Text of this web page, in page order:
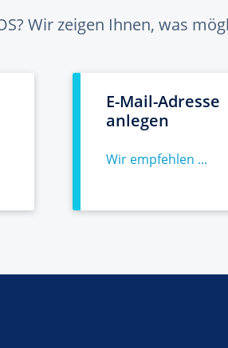
Wir zeigen Ihnen, was
E-Mail-Adresse
anlegen
Wir empfehlen ...